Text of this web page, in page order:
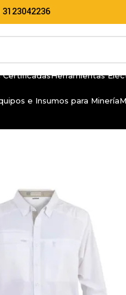
CertificadasHerramientas
e Insumos para Minería